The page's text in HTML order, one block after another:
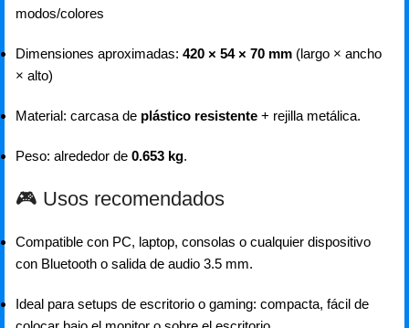
modos/colores
Dimensiones aproximadas: 420 × 54 × 70 mm (largo × ancho
× alto)
Material: carcasa de plástico resistente + rejilla metálica.
Peso: alrededor de 0.653 kg.
🎮 Usos recomendados
Compatible con PC, laptop, consolas o cualquier dispositivo
con Bluetooth o salida de audio 3.5 mm.
Ideal para setups de escritorio o gaming: compacta, fácil de